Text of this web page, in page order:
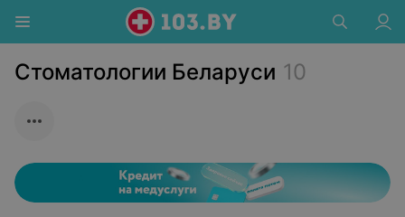
Стоматологии Беларуси 10